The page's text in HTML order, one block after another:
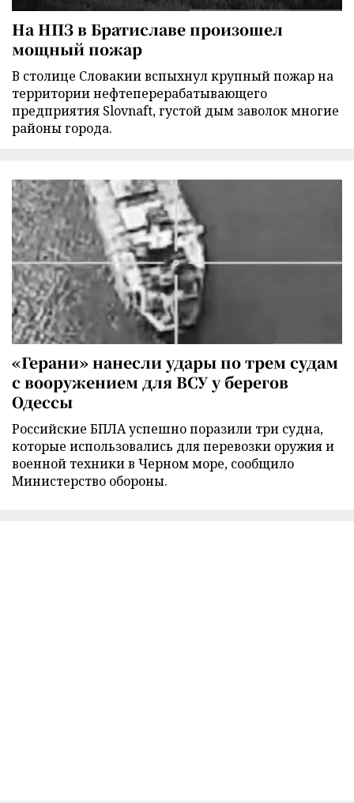
На НПЗ в Братиславе произошел
мощный пожар
В столице Словакии вспыхнул крупный пожар на
территории нефтеперерабатывающего
предприятия Slovnaft, густой дым заволок многие
районы города.
«Герани» нанесли удары по трем судам
с вооружением для ВСУ у берегов
Одессы
Российские БПЛА успешно поразили три судна,
которые использовались для перевозки оружия и
военной техники в Черном море, сообщило
Министерство обороны.